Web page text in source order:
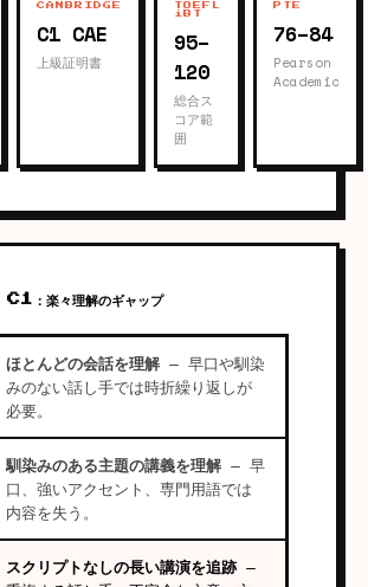
CAMBRIDGE
C1 CAE
上級証明書
TOEFL
iBT
95–
120
総合ス
コア範
囲
PTE
76–84
Pearson
Academic
楽々理解のギャップ
ほとんどの会話を理解 — 早口や馴染
みのない話し手では時折繰り返しが
必要。
馴染みのある主題の講義を理解 — 早
口、強いアクセント、専門用語では
内容を失う。
スクリプトなしの長い講演を追跡—